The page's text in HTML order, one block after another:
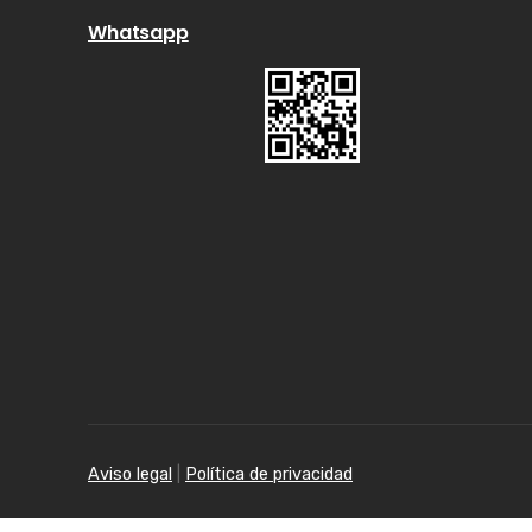
Whatsapp
Aviso legal Política de privacidad